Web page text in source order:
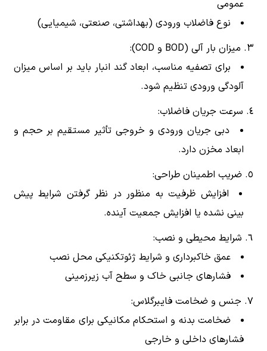
عمومی
نوع فاضلاب ورودی (بهداشتی، صنعتی، شیمیایی)
میزان بار آلی (BOD و COD):
برای تصفیه مناسب، ابعاد گند انبار باید بر اساس میزان
آلودگی ورودی تنظیم شود.
سرعت جریان فاضلاب:
دبی جریان ورودی و خروجی تأثیر مستقیم بر حجم و
ابعاد مخزن دارد.
ضریب اطمینان طراحی:
افزایش ظرفیت به منظور در نظر گرفتن شرایط پیش
بینی نشده یا افزایش جمعیت آینده.
شرایط محیطی و نصب:
عمق خاکبرداری و شرایط ژئوتکنیکی محل نصب
فشارهای جانبی خاک و سطح آب زیرزمینی
جنس و ضخامت فایبرگلاس:
ضخامت بدنه و استحکام مکانیکی برای مقاومت در برابر
فشارهای داخلی و خارجی